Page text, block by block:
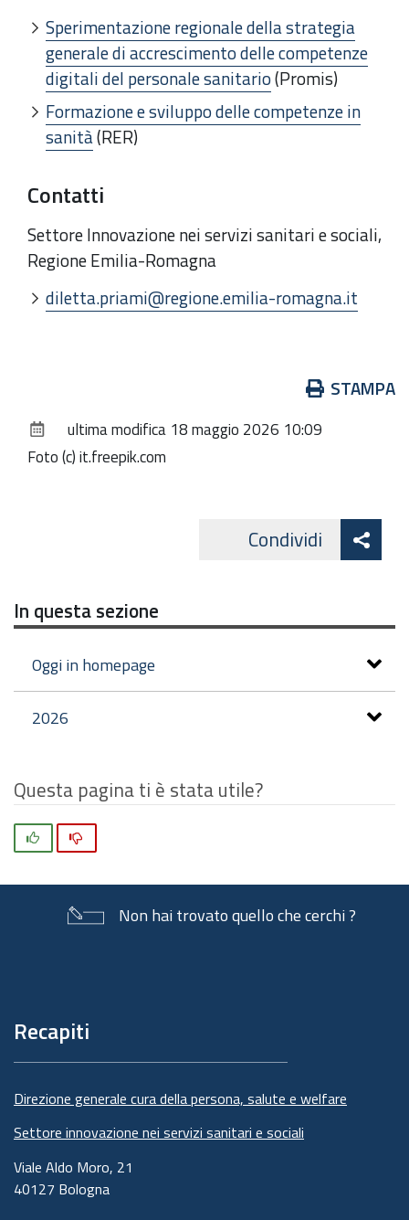
Sperimentazione regionale della strategia
generale di accrescimento delle competenze
digitali del personale sanitario(Promis)
Formazione e sviluppo delle competenze in
sanità(RER)
Contatti
Settore Innovazione nei servizi sanitari e sociali,
Regione Emilia-Romagna
diletta.priami@regione.emilia-romagna.it
documento
STAMPA
ultima modifica 18 maggio 2026 10:09
Foto (c) it.freepik.com
Condividi
In questa sezione
Oggi in homepage
2026
Questa pagina ti è stata utile?
Non hai trovato quello che cerchi ?
pagina
Recapiti
Direzione generale cura della persona, salute e welfare
Settore innovazione nei servizi sanitari e sociali
Viale Aldo Moro, 21
40127 Bologna